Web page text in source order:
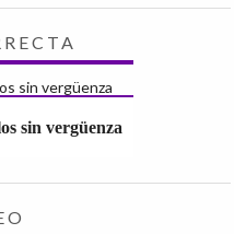
sin vergüenza